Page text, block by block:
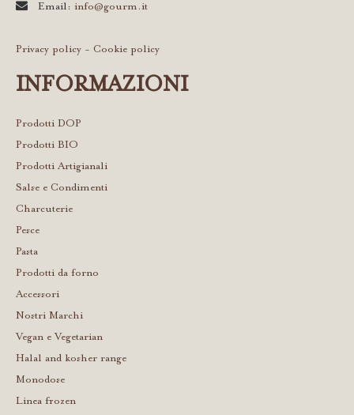
Email:info@gourm.it
Privacy policy - Cookie policy
INFORMAZIONI
Prodotti DOP
Prodotti BIO
Prodotti Artigianali
Salse e Condimenti
Charcuterie
Pesce
Pasta
Prodotti da forno
Accessori
Nostri Marchi
Vegan e Vegetarian
Halal and kosher range
Monodose
Linea frozen